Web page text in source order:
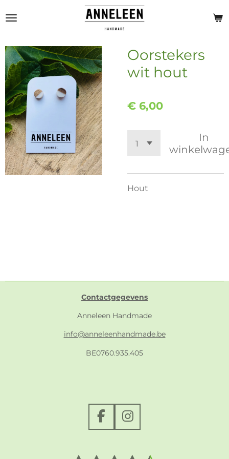
direct
de
hoofdinhoud
Oorstekers
wit hout
€ 6,00
In
Hout
Contactgegevens
Anneleen Handmade
info@anneleenhandmade.be
BE0760.935.405
F
a
I
n